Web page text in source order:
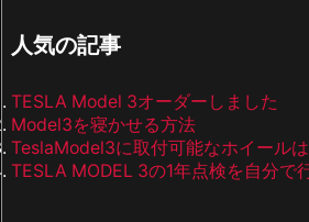
人気の記事
TESLA Model 3オーダーしました
Model3を寝かせる方法
TeslaModel3に取付可能なホイールは
TESLA MODEL 3の1年点検を自分で